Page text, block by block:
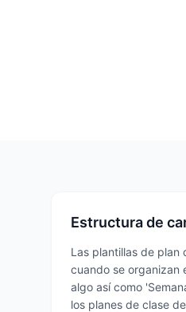
Estructura de
Las plantillas de plan
cuando se organizan
algo así como
los planes de clase